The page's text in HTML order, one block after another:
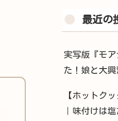
最近の
実写版『モア
た！娘と大
【ホットク
｜味付けは